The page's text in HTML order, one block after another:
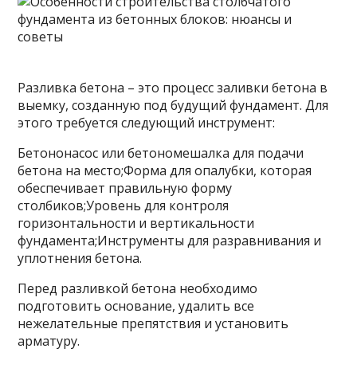
Разливка бетона – это процесс заливки бетона в
выемку, созданную под будущий фундамент. Для
этого требуется следующий инструмент:
Бетононасос или бетономешалка для подачи
бетона на место;Форма для опалубки, которая
обеспечивает правильную форму
столбиков;Уровень для контроля
горизонтальности и вертикальности
фундамента;Инструменты для разравнивания и
уплотнения бетона.
Перед разливкой бетона необходимо
подготовить основание, удалить все
нежелательные препятствия и установить
арматуру.